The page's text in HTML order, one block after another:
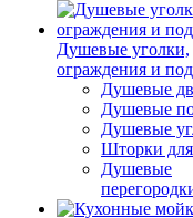
Душевые уголки,
ограждения и
Душевые
Душевые
Душевые
Шторки
Душевые